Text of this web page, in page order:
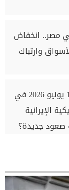
مصر.. انخفاض
وارتباك
سعر الدولار اليوم السبت 13 يونيو 2026 في
الإيرانية
صعود جديدة؟